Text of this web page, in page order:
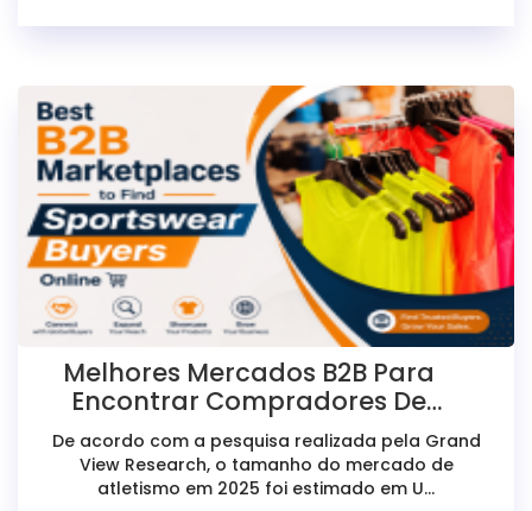
Melhores Mercados B2B Para
Encontrar Compradores De
Roupas Esportivas Online
De acordo com a pesquisa realizada pela Grand
View Research, o tamanho do mercado de
atletismo em 2025 foi estimado em U...